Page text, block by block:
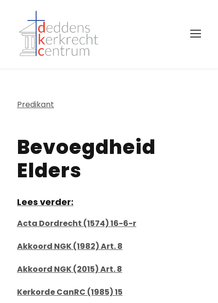
Predikant
Bevoegdheid
Elders
Lees verder:
Acta Dordrecht (1574) 16-6-r
Akkoord NGK (1982) Art. 8
Akkoord NGK (2015) Art. 8
Kerkorde CanRC (1985) 15